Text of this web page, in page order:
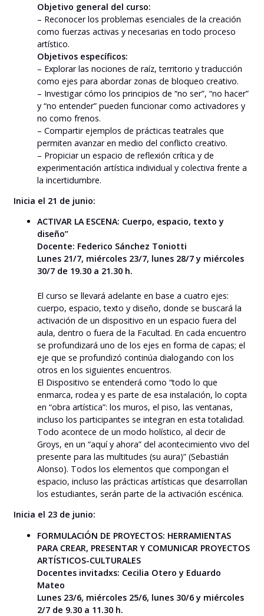
Objetivo general del curso:
– Reconocer los problemas esenciales de la creación
como fuerzas activas y necesarias en todo proceso
artístico.
Objetivos específicos:
– Explorar las nociones de raíz, territorio y traducción
como ejes para abordar zonas de bloqueo creativo.
– Investigar cómo los principios de “no ser”, “no hacer”
y “no entender” pueden funcionar como activadores y
no como frenos.
– Compartir ejemplos de prácticas teatrales que
permiten avanzar en medio del conflicto creativo.
– Propiciar un espacio de reflexión crítica y de
experimentación artística individual y colectiva frente a
la incertidumbre.
Inicia el 21 de junio:
ACTIVAR LA ESCENA: Cuerpo, espacio, texto y
diseño”
Docente: Federico Sánchez Toniotti
Lunes 21/7, miércoles 23/7, lunes 28/7 y miércoles
30/7 de 19.30 a 21.30 h.
El curso se llevará adelante en base a cuatro ejes:
cuerpo, espacio, texto y diseño, donde se buscará la
activación de un dispositivo en un espacio fuera del
aula, dentro o fuera de la Facultad. En cada encuentro
se profundizará uno de los ejes en forma de capas; el
eje que se profundizó continúa dialogando con los
otros en los siguientes encuentros.
El Dispositivo se entenderá como “todo lo que
enmarca, rodea y es parte de esa instalación, lo copta
en “obra artística”: los muros, el piso, las ventanas,
incluso los participantes se integran en esta totalidad.
Todo acontece de un modo holístico, al decir de
Groys, en un “aquí y ahora” del acontecimiento vivo del
presente para las multitudes (su aura)” (Sebastián
Alonso). Todos los elementos que compongan el
espacio, incluso las prácticas artísticas que desarrollan
los estudiantes, serán parte de la activación escénica.
Inicia el 23 de junio:
FORMULACIÓN DE PROYECTOS: HERRAMIENTAS
PARA CREAR, PRESENTAR Y COMUNICAR PROYECTOS
ARTÍSTICOS-CULTURALES
Docentes invitadxs: Cecilia Otero y Eduardo
Mateo
Lunes 23/6, miércoles 25/6, lunes 30/6 y miércoles
2/7 de 9.30 a 11.30 h.